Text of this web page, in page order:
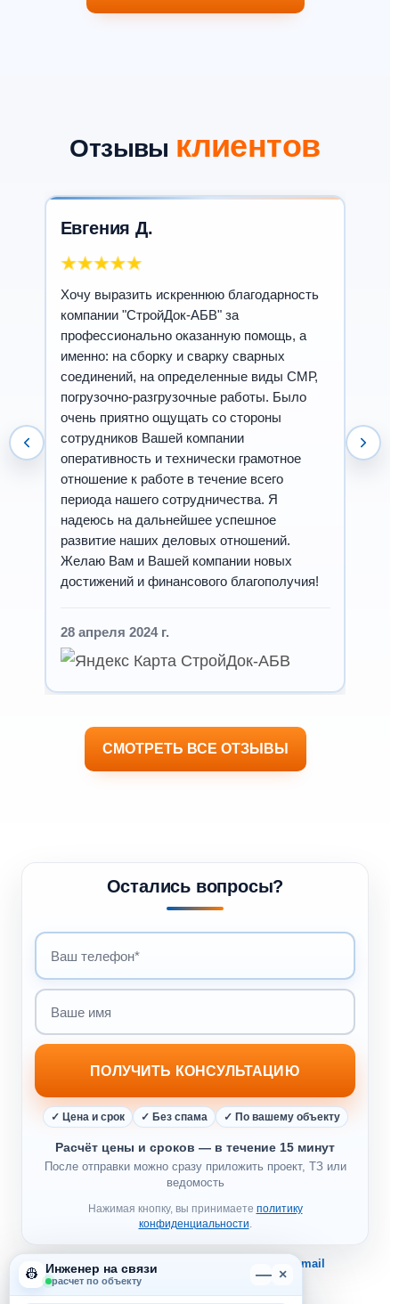
Отзывы клиентов
Евгения Д.
Хочу выразить искреннюю благодарность
компании "СтройДок-АБВ" за
профессионально оказанную помощь, а
именно: на сборку и сварку сварных
соединений, на определенные виды СМР,
погрузочно-разгрузочные работы. Было
очень приятно ощущать со стороны
сотрудников Вашей компании
оперативность и технически грамотное
отношение к работе в течение всего
периода нашего сотрудничества. Я
надеюсь на дальнейшее успешное
развитие наших деловых отношений.
Желаю Вам и Вашей компании новых
достижений и финансового благополучия!
28 апреля 2024 г.
СМОТРЕТЬ ВСЕ ОТЗЫВЫ
Остались вопросы?
ПОЛУЧИТЬ КОНСУЛЬТАЦИЮ
✓ Цена и срок ✓ Без спама ✓ По вашему объекту
Расчёт цены и сроков — в течение 15 минут
После отправки можно сразу приложить проект, ТЗ или
ведомость
Нажимая кнопку, вы принимаете политику
конфиденциальности.
Не хотите звонков? 📩 Получить КП на e-mail
👷 Инженер на связи
расчет по объекту — ×